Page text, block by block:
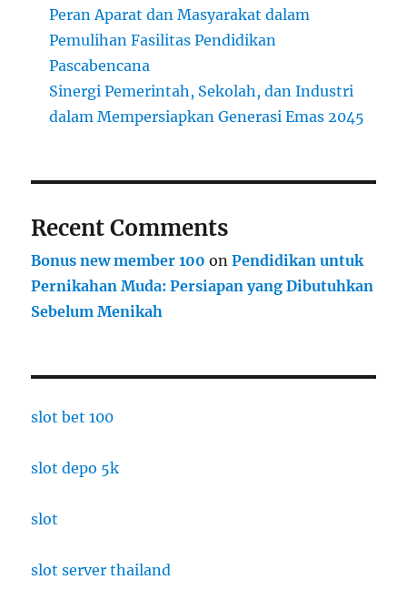
Peran Aparat dan Masyarakat dalam
Pemulihan Fasilitas Pendidikan
Pascabencana
Sinergi Pemerintah, Sekolah, dan Industri
dalam Mempersiapkan Generasi Emas 2045
Recent Comments
Bonus new member 100 onPendidikan untuk
Pernikahan Muda: Persiapan yang Dibutuhkan
Sebelum Menikah
slot bet 100
slot depo 5k
slot
slot server thailand